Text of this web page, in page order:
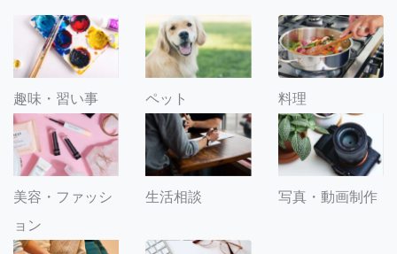
趣味・習い事 ペット 料理
美容・ファッシ
ョン
生活相談 写真・動画制作